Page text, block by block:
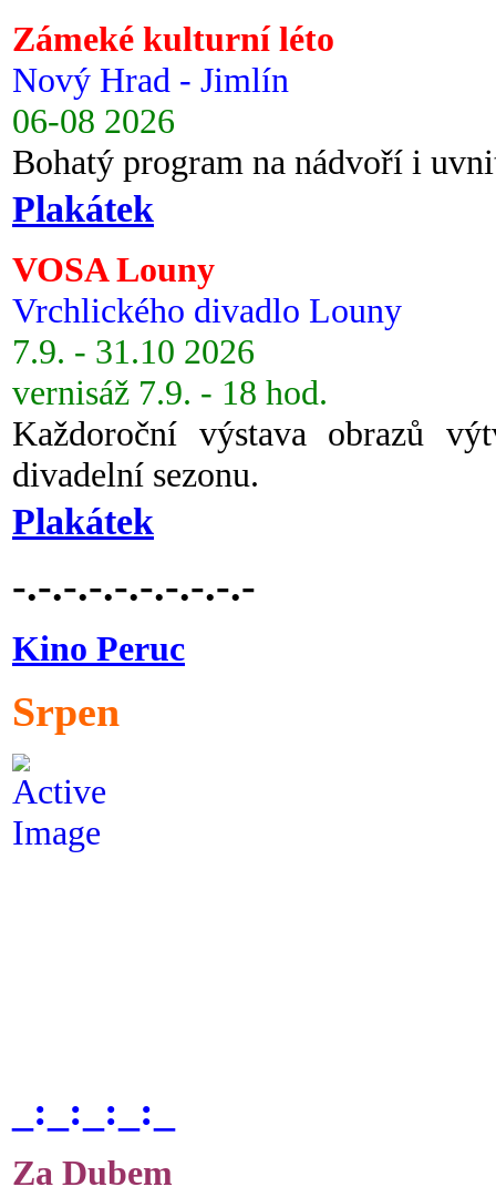
Zámeké kulturní léto
Nový Hrad - Jimlín
06-08 2026
Bohatý program na nádvoří i
Plakátek
VOSA Louny
Vrchlického divadlo Louny
7.9. - 31.10 2026
vernisáž 7.9. - 18 hod.
Každoroční výstava obrazů
divadelní sezonu.
Plakátek
-.-.-.-.-.-.-.-.-.-
Kino Peruc
Srpen
_:_:_:_:_
Za Dubem